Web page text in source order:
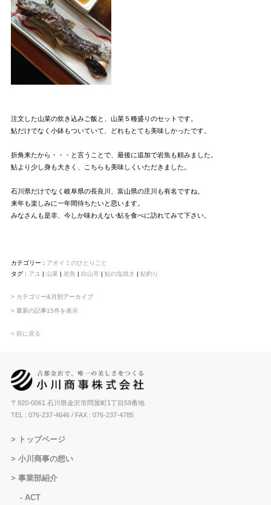
注文した山菜の炊き込みご飯と、山菜５種盛りのセットです。
鮎だけでなく小鉢もついていて、どれもとても美味しかったです。
折角来たから・・・と言うことで、最後に追加で岩魚も頼みました。
鮎より少し身も大きく、こちらも美味しくいただきました。
石川県だけでなく岐阜県の長良川、富山県の庄川も有名ですね。
来年も楽しみに一年間待ちたいと思います。
みなさんも是非、今しか味わえない鮎を食べに訪れてみて下さい。
カテゴリー : アオイミのひとりごと
タグ : アユ| 山菜 | 岩魚 | 白山市| 鮎の塩焼き | 鮎釣り
> カテゴリー&月別アーカイブ
> 最新の記事15件を表示
< 前に戻る
〒920-0061 石川県金沢市問屋町1丁目59番地
TEL : 076-237-4646/ FAX : 076-237-4785
トップページ
小川商事の想い
事業部紹介
ACT